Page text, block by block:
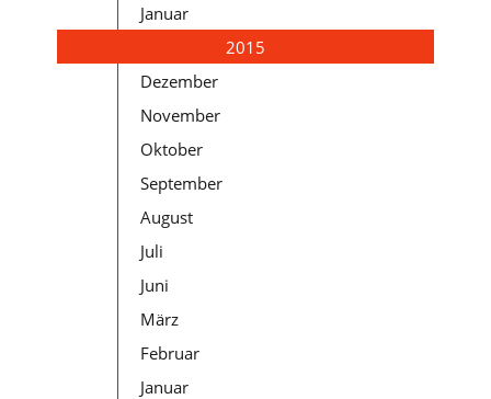
Januar
2015
Dezember
November
Oktober
September
August
Juli
Juni
März
Februar
Januar